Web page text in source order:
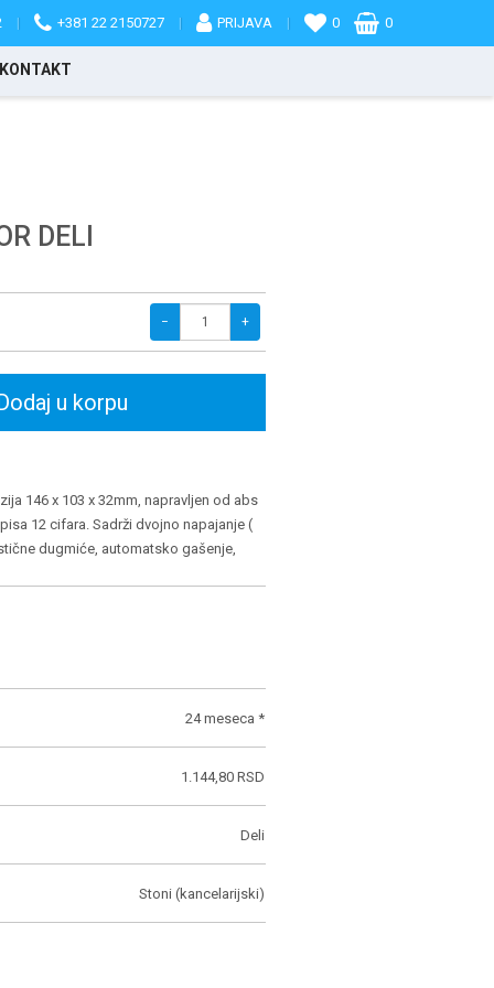
| +381 22 2150727 | PRIJAVA | 0 0
KONTAKT
DELI
− +
u korpu
146 x 103 x 32mm, napravljen od abs
12 cifara. Sadrži dvojno napajanje (
dugmiće, automatsko gašenje,
24 meseca *
1.144,80 RSD
Deli
Stoni (kancelarijski)